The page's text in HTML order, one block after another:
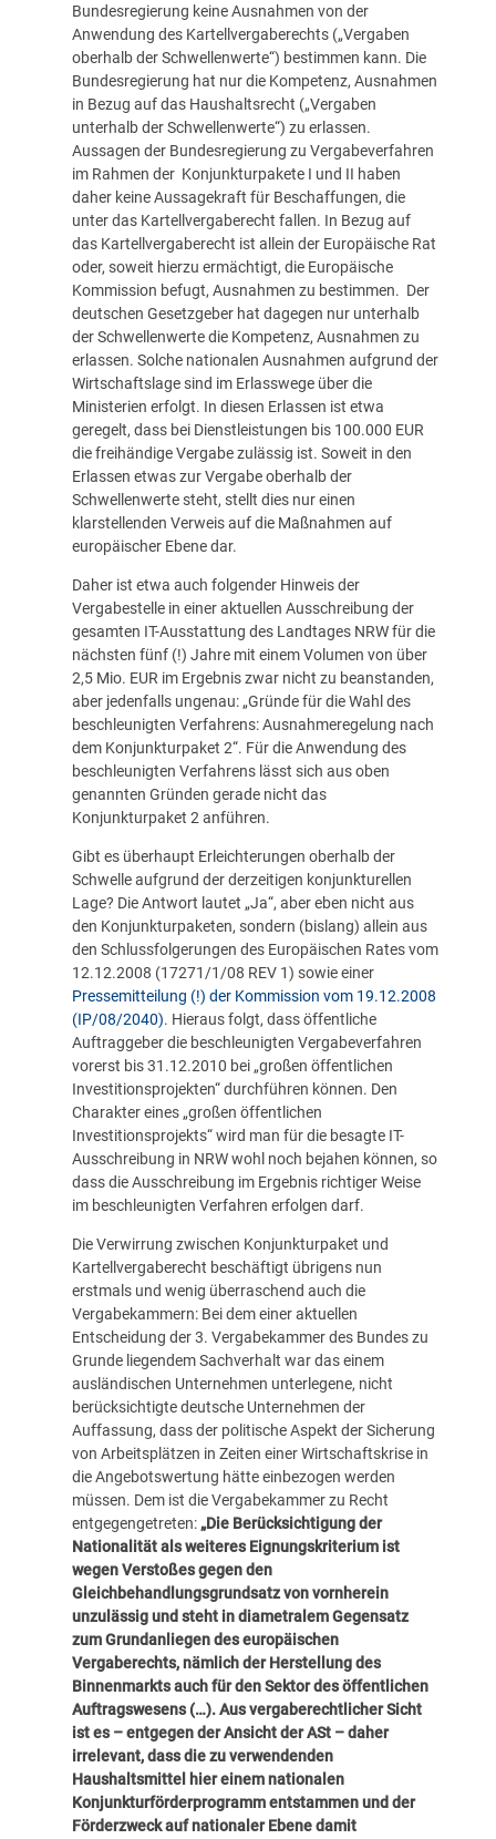
Bundesregierung keine Ausnahmen von der
Anwendung des Kartellvergaberechts („Vergaben
oberhalb der Schwellenwerte“) bestimmen kann. Die
Bundesregierung hat nur die Kompetenz, Ausnahmen
in Bezug auf das Haushaltsrecht („Vergaben
unterhalb der Schwellenwerte“) zu erlassen.
Aussagen der Bundesregierung zu Vergabeverfahren
im Rahmen der Konjunkturpakete I und II haben
daher keine Aussagekraft für Beschaffungen, die
unter das Kartellvergaberecht fallen. In Bezug auf
das Kartellvergaberecht ist allein der Europäische Rat
oder, soweit hierzu ermächtigt, die Europäische
Kommission befugt, Ausnahmen zu bestimmen. Der
deutschen Gesetzgeber hat dagegen nur unterhalb
der Schwellenwerte die Kompetenz, Ausnahmen zu
erlassen. Solche nationalen Ausnahmen aufgrund der
Wirtschaftslage sind im Erlasswege über die
Ministerien erfolgt. In diesen Erlassen ist etwa
geregelt, dass bei Dienstleistungen bis 100.000 EUR
die freihändige Vergabe zulässig ist. Soweit in den
Erlassen etwas zur Vergabe oberhalb der
Schwellenwerte steht, stellt dies nur einen
klarstellenden Verweis auf die Maßnahmen auf
europäischer Ebene dar.
Daher ist etwa auch folgender Hinweis der
Vergabestelle in einer aktuellen Ausschreibung der
gesamten IT-Ausstattung des Landtages NRW für die
nächsten fünf (!) Jahre mit einem Volumen von über
2,5 Mio. EUR im Ergebnis zwar nicht zu beanstanden,
aber jedenfalls ungenau: „Gründe für die Wahl des
beschleunigten Verfahrens: Ausnahmeregelung nach
dem Konjunkturpaket 2“. Für die Anwendung des
beschleunigten Verfahrens lässt sich aus oben
genannten Gründen gerade nicht das
Konjunkturpaket 2 anführen.
Gibt es überhaupt Erleichterungen oberhalb der
Schwelle aufgrund der derzeitigen konjunkturellen
Lage? Die Antwort lautet „Ja“, aber eben nicht aus
den Konjunkturpaketen, sondern (bislang) allein aus
den Schlussfolgerungen des Europäischen Rates vom
12.12.2008 (17271/1/08 REV 1) sowie einer
Pressemitteilung (!) der Kommission vom 19.12.2008
(IP/08/2040). Hieraus folgt, dass öffentliche
Auftraggeber die beschleunigten Vergabeverfahren
vorerst bis 31.12.2010 bei „großen öffentlichen
Investitionsprojekten“ durchführen können. Den
Charakter eines „großen öffentlichen
Investitionsprojekts“ wird man für die besagte IT-
Ausschreibung in NRW wohl noch bejahen können, so
dass die Ausschreibung im Ergebnis richtiger Weise
im beschleunigten Verfahren erfolgen darf.
Die Verwirrung zwischen Konjunkturpaket und
Kartellvergaberecht beschäftigt übrigens nun
erstmals und wenig überraschend auch die
Vergabekammern: Bei dem einer aktuellen
Entscheidung der 3. Vergabekammer des Bundes zu
Grunde liegendem Sachverhalt war das einem
ausländischen Unternehmen unterlegene, nicht
berücksichtigte deutsche Unternehmen der
Auffassung, dass der politische Aspekt der Sicherung
von Arbeitsplätzen in Zeiten einer Wirtschaftskrise in
die Angebotswertung hätte einbezogen werden
müssen. Dem ist die Vergabekammer zu Recht
entgegengetreten: „Die Berücksichtigung der
Nationalität als weiteres Eignungskriterium ist
wegen Verstoßes gegen den
Gleichbehandlungsgrundsatz von vornherein
unzulässig und steht in diametralem Gegensatz
zum Grundanliegen des europäischen
Vergaberechts, nämlich der Herstellung des
Binnenmarkts auch für den Sektor des öffentlichen
Auftragswesens (…). Aus vergaberechtlicher Sicht
ist es – entgegen der Ansicht der ASt – daher
irrelevant, dass die zu verwendenden
Haushaltsmittel hier einem nationalen
Konjunkturförderprogramm entstammen und der
Förderzweck auf nationaler Ebene damit